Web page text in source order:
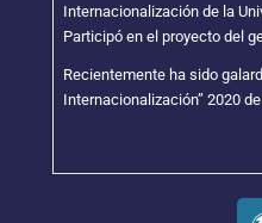
Internacionalización de la
Participó en el proyecto del
Recientemente ha sido
Internacionalización” 2020